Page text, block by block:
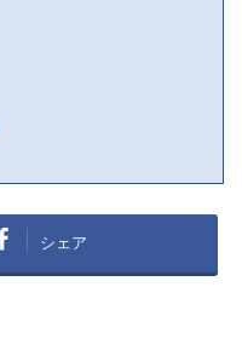
シェア